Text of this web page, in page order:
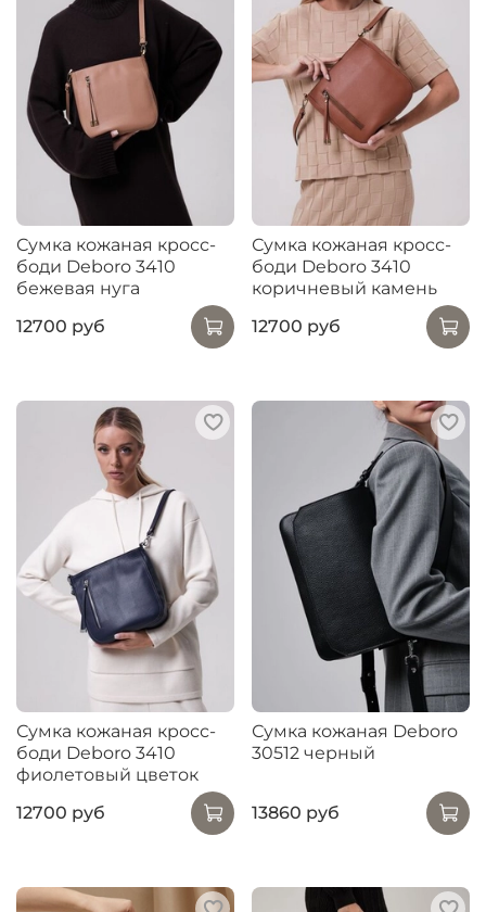
Сумка кожаная кросс-
боди Deboro 3410
бежевая нуга
12700 руб
Сумка кожаная кросс-
боди Deboro 3410
коричневый камень
12700 руб
Сумка кожаная кросс-
боди Deboro 3410
фиолетовый цветок
12700 руб
Сумка кожаная Deboro
30512 черный
13860 руб